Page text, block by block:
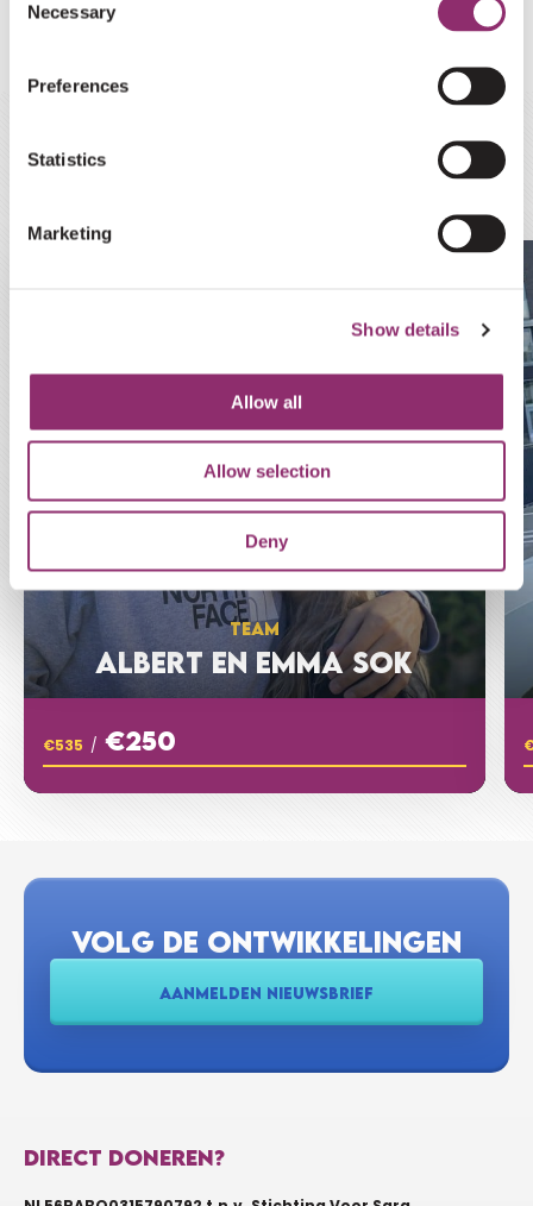
Selection
Necessary
Preferences
Statistics
Marketing
Show details
Allow all
Allow selection
Deny
DIT ZIJN ONZE
TEAM
ALBERT EN EMMA SOK
€535 / €250
VOLG DE ONTWIKKELINGEN
AANMELDEN NIEUWSBRIEF
DIRECT DONEREN?